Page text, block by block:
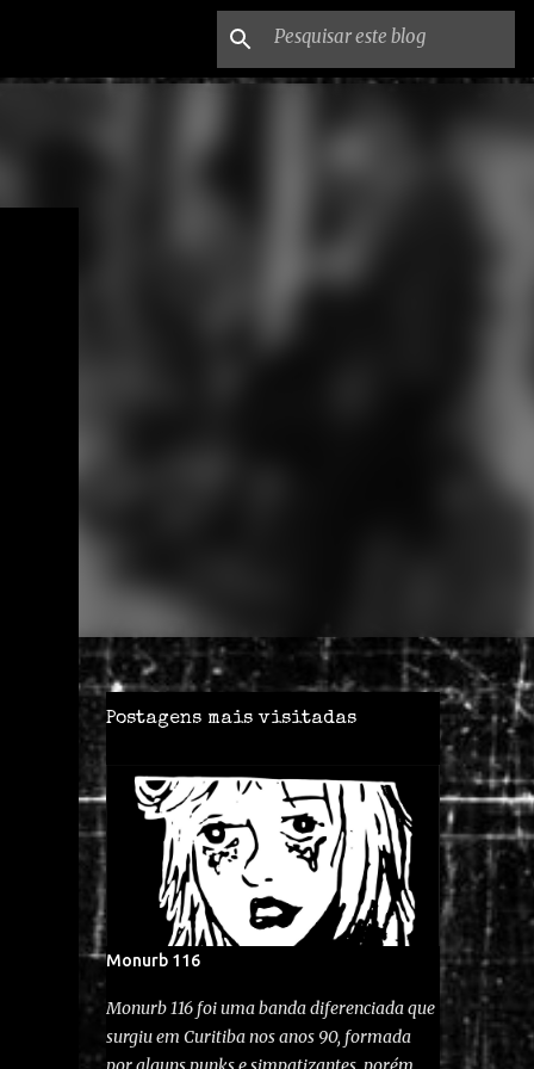
Postagens mais visitadas
Monurb 116
Monurb 116 foi uma banda diferenciada que
surgiu em Curitiba nos anos 90, formada